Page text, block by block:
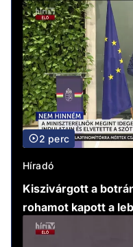
2 perc
Híradó
Kiszivárgott a
rohamot kapott a